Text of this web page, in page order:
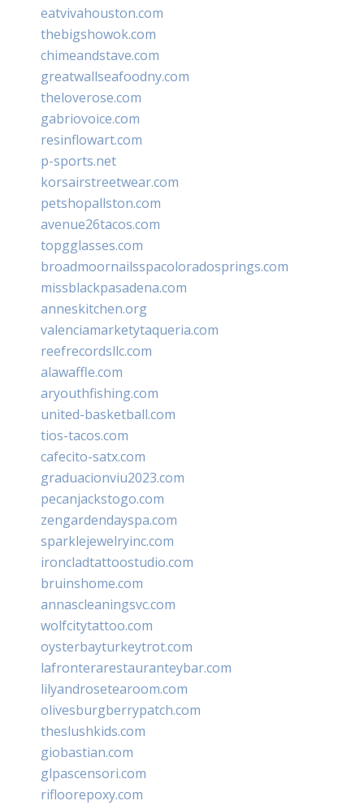
eatvivahouston.com
thebigshowok.com
chimeandstave.com
greatwallseafoodny.com
theloverose.com
gabriovoice.com
resinflowart.com
p-sports.net
korsairstreetwear.com
petshopallston.com
avenue26tacos.com
topgglasses.com
broadmoornailsspacoloradosprings.com
missblackpasadena.com
anneskitchen.org
valenciamarketytaqueria.com
reefrecordsllc.com
alawaffle.com
aryouthfishing.com
united-basketball.com
tios-tacos.com
cafecito-satx.com
graduacionviu2023.com
pecanjackstogo.com
zengardendayspa.com
sparklejewelryinc.com
ironcladtattoostudio.com
bruinshome.com
annascleaningsvc.com
wolfcitytattoo.com
oysterbayturkeytrot.com
lafronterarestauranteybar.com
lilyandrosetearoom.com
olivesburgberrypatch.com
theslushkids.com
giobastian.com
glpascensori.com
rifloorepoxy.com